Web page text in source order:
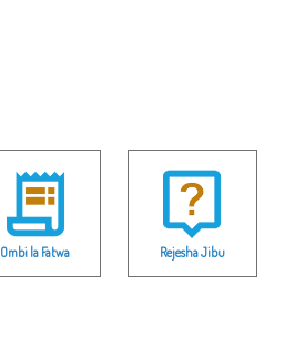
Ombi la Fatwa Rejesha Jibu